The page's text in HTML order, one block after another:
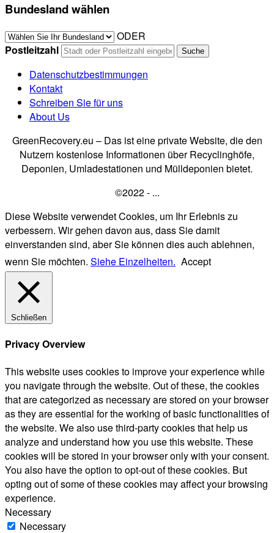
Bundesland wählen
ODER
Postleitzahl
Datenschutzbestimmungen
Kontakt
Schreiben Sie für uns
About Us
GreenRecovery.eu – Das ist eine private Website, die den
Nutzern kostenlose Informationen über Recyclinghöfe,
Deponien, Umladestationen und Mülldeponien bietet.
©2022 - ...
Diese Website verwendet Cookies, um Ihr Erlebnis zu
verbessern. Wir gehen davon aus, dass Sie damit
einverstanden sind, aber Sie können dies auch ablehnen,
wenn Sie möchten. Siehe Einzelheiten. Accept
Schließen
Privacy Overview
This website uses cookies to improve your experience while
you navigate through the website. Out of these, the cookies
that are categorized as necessary are stored on your browser
as they are essential for the working of basic functionalities of
the website. We also use third-party cookies that help us
analyze and understand how you use this website. These
cookies will be stored in your browser only with your consent.
You also have the option to opt-out of these cookies. But
opting out of some of these cookies may affect your browsing
experience.
Necessary
Necessary